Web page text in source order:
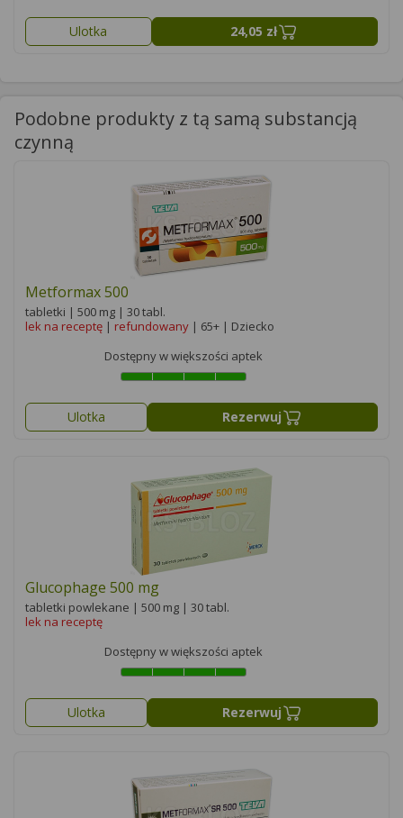
Ulotka 24,05 zł
Podobne produkty z tą samą substancją
czynną
Metformax 500
tabletki | 500 mg | 30 tabl.
lek na receptę | refundowany | 65+ | Dziecko
Dostępny w większości aptek
Ulotka Rezerwuj
Glucophage 500 mg
tabletki powlekane | 500 mg | 30 tabl.
lek na receptę
Dostępny w większości aptek
Ulotka Rezerwuj